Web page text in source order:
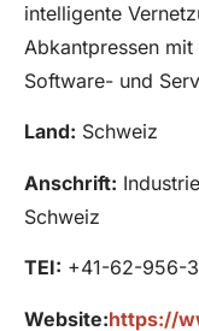
intelligente
Abkantpressen
Software- und
Land: Schweiz
Anschrift:
Schweiz
TEI: +41-62-956-
Website:https://